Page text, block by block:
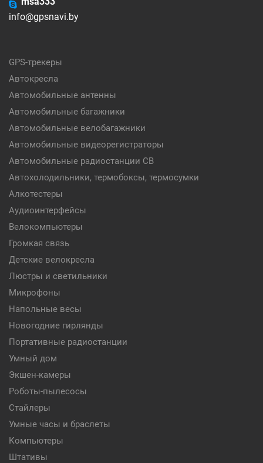
info@gpsnavi.by
GPS-трекеры
Автокресла
Автомобильные антенны
Автомобильные багажники
Автомобильные велобагажники
Автомобильные видеорегистраторы
Автомобильные радиостанции CB
Автохолодильники, термобоксы, термосумки
Алкотестеры
Аудиоинтерфейсы
Велокомпьютеры
Громкая связь
Детские велокресла
Люстры и светильники
Микрофоны
Напольные весы
Новогодние гирлянды
Портативные радиостанции
Умный дом
Экшен-камеры
Роботы-пылесосы
Стайлеры
Умные часы и браслеты
Компьютеры
Штативы